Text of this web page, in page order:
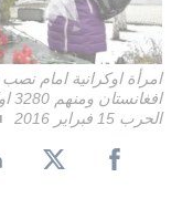
امرأة اوكرانية امام
الحرب 15 فبراير 2016